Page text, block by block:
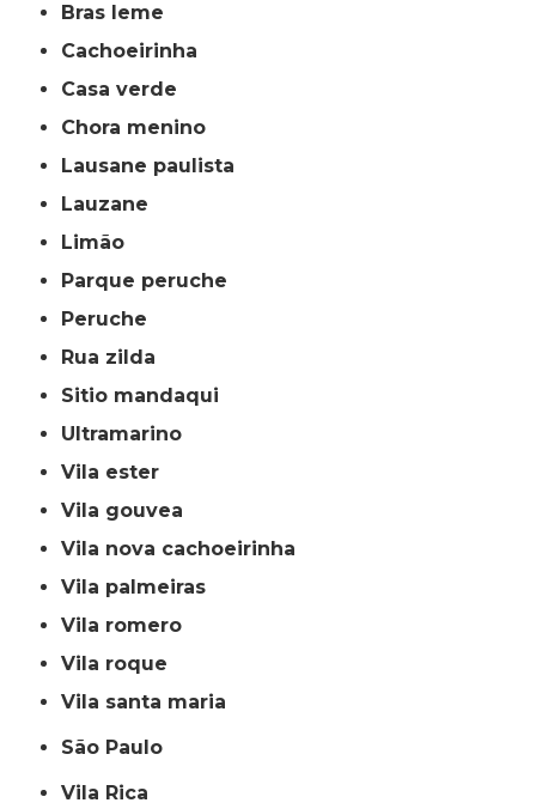
bras leme
cachoeirinha
casa verde
chora menino
lausane paulista
lauzane
limão
parque peruche
peruche
rua zilda
sitio mandaqui
ultramarino
vila ester
vila gouvea
vila nova cachoeirinha
vila palmeiras
vila romero
vila roque
vila santa maria
São Paulo
Vila Rica